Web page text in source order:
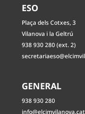
ESO
Plaça dels Cotxes, 3
Vilanova i la Geltrú
938 930 280 (ext. 2)
GENERAL
938 930 280
info@elcimvilanova.cat